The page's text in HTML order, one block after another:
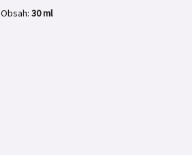
Obsah: 30 ml